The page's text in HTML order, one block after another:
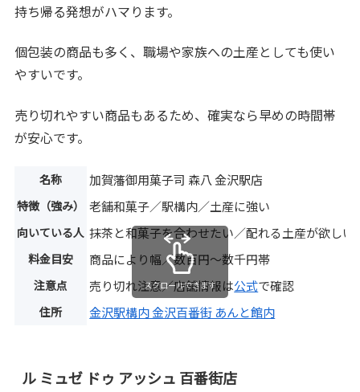
持ち帰る発想がハマります。
個包装の商品も多く、職場や家族への土産としても使い
やすいです。
売り切れやすい商品もあるため、確実なら早めの時間帯
が安心です。
名称 加賀藩御用菓子司 森八 金沢駅店
特徴（強み） 老舗和菓子／駅構内／土産に強い
向いている人 抹茶と和菓子を合わせたい／配れる土産が欲しい
料金目安 商品により幅／数百円〜数千円帯
注意点 売り切れ注意／店舗情報は公式で確認
住所 金沢駅構内 金沢百番街 あんと館内
スクロールできます
ル ミュゼ ドゥ アッシュ 百番街店